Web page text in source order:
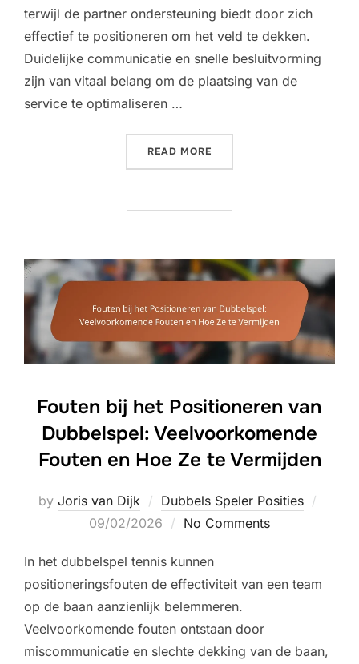
terwijl de partner ondersteuning biedt door zich
effectief te positioneren om het veld te dekken.
Duidelijke communicatie en snelle besluitvorming
zijn van vitaal belang om de plaatsing van de
service te optimaliseren …
READ MORE
Fouten bij het Positioneren van
Dubbelspel: Veelvoorkomende
Fouten en Hoe Ze te Vermijden
by Joris van Dijk Dubbels Speler Posities
09/02/2026 No Comments
In het dubbelspel tennis kunnen
positioneringsfouten de effectiviteit van een team
op de baan aanzienlijk belemmeren.
Veelvoorkomende fouten ontstaan door
miscommunicatie en slechte dekking van de baan,